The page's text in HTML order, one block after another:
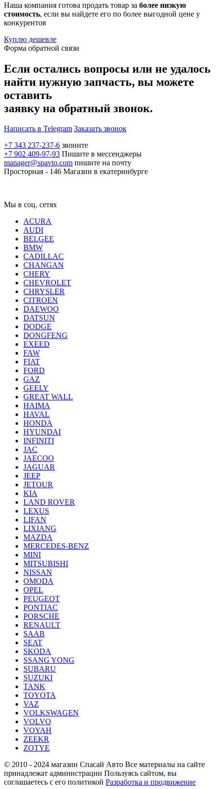
Наша компания готова продать товар за более низкую
стоимость, если вы найдете его по более выгодной цене у
конкурентов
Куплю дешевле
Форма обратной связи
Если остались вопросы или не удалось
найти нужную запчасть, вы можете
оставить
заявку на обратный звонок.
Написать в Telegram Заказать звонок
+7 343 237-237-6 звоните
+7 902 409-97-93 Пишите в мессенджеры
manager@spavto.com пишите на почту
Просторная - 146 Магазин в екатеринбурге
Мы в соц. сетях
ACURA
AUDI
BELGEE
BMW
CADILLAC
CHANGAN
CHERY
CHEVROLET
CHRYSLER
CITROEN
DAEWOO
DATSUN
DODGE
DONGFENG
EXEED
FAW
FIAT
FORD
GAZ
GEELY
GREAT WALL
HAIMA
HAVAL
HONDA
HYUNDAI
INFINITI
JAC
JAECOO
JAGUAR
JEEP
JETOUR
KIA
LAND ROVER
LEXUS
LIFAN
LIXIANG
MAZDA
MERCEDES-BENZ
MINI
MITSUBISHI
NISSAN
OMODA
OPEL
PEUGEOT
PONTIAC
PORSCHE
RENAULT
SAAB
SEAT
SKODA
SSANG YONG
SUBARU
SUZUKI
TANK
TOYOTA
VAZ
VOLKSWAGEN
VOLVO
VOYAH
ZEEKR
ZOTYE
© 2010 - 2024 магазин Спасай Авто Все материалы на сайте
принадлежат администрации Пользуясь сайтом, вы
соглашаетесь с его политикой Разработка и продвижение